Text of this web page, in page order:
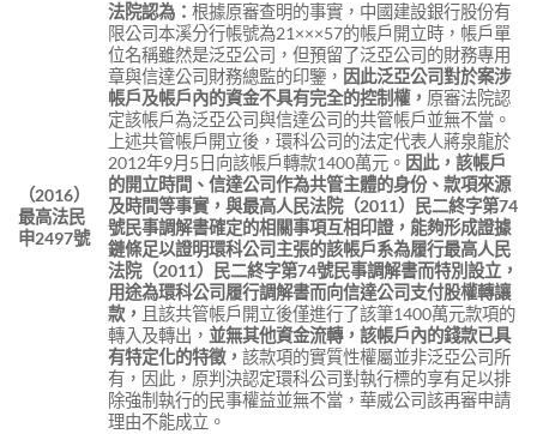
（2016）
最高法民
申2497號
法院認為：根據原審查明的事實，中國建設銀行股份有
限公司本溪分行帳號為21×××57的帳戶開立時，帳戶單
位名稱雖然是泛亞公司，但預留了泛亞公司的財務專用
章與信達公司財務總監的印鑒， 因此泛亞公司對於案涉
帳戶及帳戶內的資金不具有完全的控制權， 原審法院認
定該帳戶為泛亞公司與信達公司的共管帳戶並無不當。
上述共管帳戶開立後，環科公司的法定代表人蔣泉龍於
2012年9月5日向該帳戶轉款1400萬元。 因此，該帳戶
的開立時間、信達公司作為共管主體的身份、款項來源
及時間等事實，與最高人民法院（2011）民二終字第74
號民事調解書確定的相關事項互相印證，能夠形成證據
鏈條足以證明環科公司主張的該帳戶系為履行最高人民
法院（2011）民二終字第74號民事調解書而特別設立，
用途為環科公司履行調解書而向信達公司支付股權轉讓
款， 且該共管帳戶開立後僅進行了該筆1400萬元款項的
轉入及轉出， 並無其他資金流轉，該帳戶內的錢款已具
有特定化的特徵，該款項的實質性權屬並非泛亞公司所
有，因此，原判決認定環科公司對執行標的享有足以排
除強制執行的民事權益並無不當，華威公司該再審申請
理由不能成立。